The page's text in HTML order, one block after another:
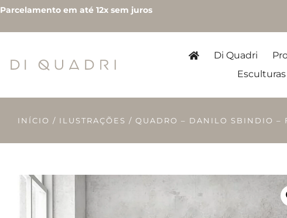
Parcelamento em até 12x sem juros
Di Quadri
Esculturas
INÍCIO / ILUSTRAÇÕES / QUADRO – DANILO SBINDIO –